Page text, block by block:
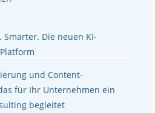
Die neuen KI-
und Content-
für Ihr Unternehmen ein
begleitet